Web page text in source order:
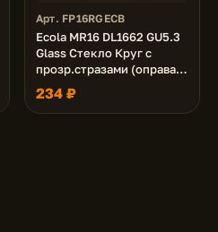
Арт. FP16RGECB
Ecola MR16 DL1662 GU5.3
Glass Стекло Круг с
прозр.стразами (оправа
золото)/фон черный./
центр.часть золото 25x93
234 ₽